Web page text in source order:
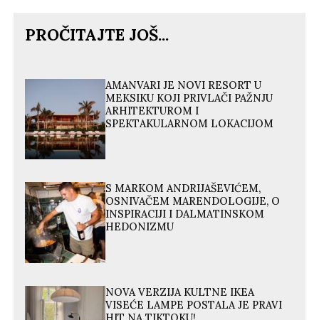
PROČITAJTE JOŠ...
AMANVARI JE NOVI RESORT U
MEKSIKU KOJI PRIVLAČI PAŽNJU
ARHITEKTUROM I
SPEKTAKULARNOM LOKACIJOM
S MARKOM ANDRIJAŠEVIĆEM,
OSNIVAČEM MARENDOLOGIJE, O
INSPIRACIJI I DALMATINSKOM
HEDONIZMU
NOVA VERZIJA KULTNE IKEA
VISEĆE LAMPE POSTALA JE PRAVI